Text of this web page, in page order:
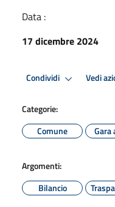
Data :
17 dicembre 2024
Condividi Vedi
Categorie:
Comune
Gara
Argomenti:
Bilancio